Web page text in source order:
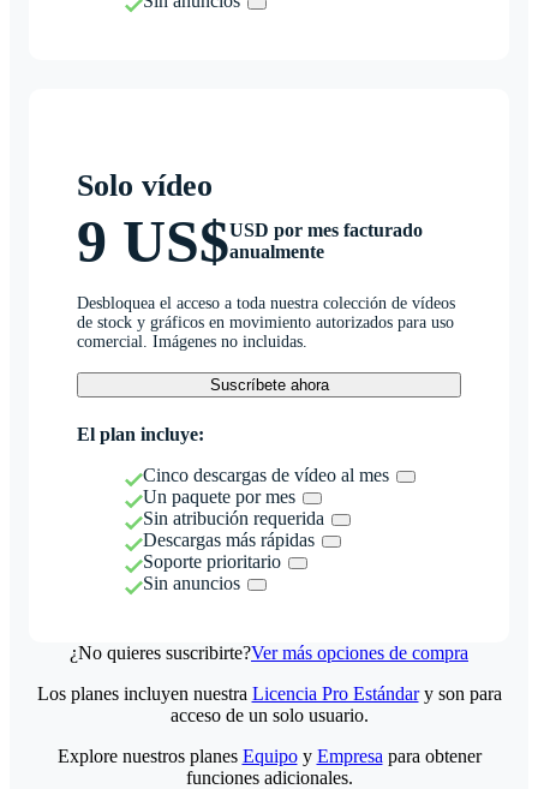
Solo vídeo
9 US$USD por mes facturado
anualmente
Desbloquea el acceso a toda nuestra colección de vídeos
de stock y gráficos en movimiento autorizados para uso
comercial. Imágenes no incluidas.
Suscríbete ahora
El plan incluye:
Cinco descargas de vídeo al mes
Un paquete por mes
Sin atribución requerida
Descargas más rápidas
Soporte prioritario
Sin anuncios
¿No quieres suscribirte?Ver más opciones de compra
Los planes incluyen nuestra Licencia Pro Estándary son para
acceso de un solo usuario.
Explore nuestros planes Equipoy Empresa para obtener
funciones adicionales.